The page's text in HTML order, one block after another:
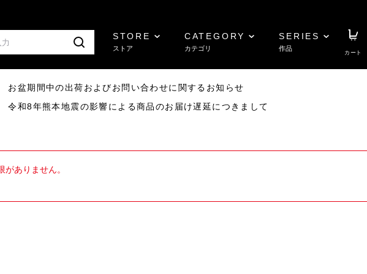
STORE
ストア
CATEGORY
カテゴリ
SERIES
作品
カート
盆期間中の出荷およびお問い合わせに関するお知らせ
和8年熊本地震の影響による商品のお届け遅延につきまして
ありません。